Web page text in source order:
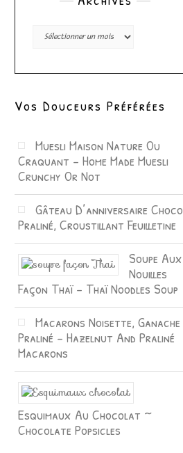
Archives
Vos Douceurs Préférées
Muesli Maison Nature Ou
Craquant – Home Made Muesli
Crunchy Or Not
Gâteau D’anniversaire Choco
Praliné, Croustillant Feuilletine
Soupe Aux
Nouilles
Façon Thaï – Thaï Noodles Soup
Macarons Noisette, Ganache
Praliné – Hazelnut And Praliné
Macarons
Esquimaux Au Chocolat ~
Chocolate Popsicles